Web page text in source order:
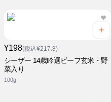
¥198(税込¥217.8)
シーザー 14歳吟選ビーフ玄米・野
菜入り
100g